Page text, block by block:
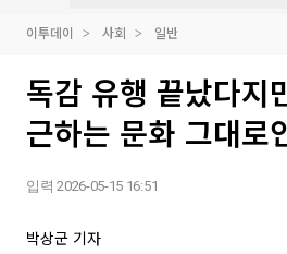
이투데이 사회 일반
독감 유행 끝났다
근하는 문화 그대로
입력 2026-05-15 16:51
박상군 기자